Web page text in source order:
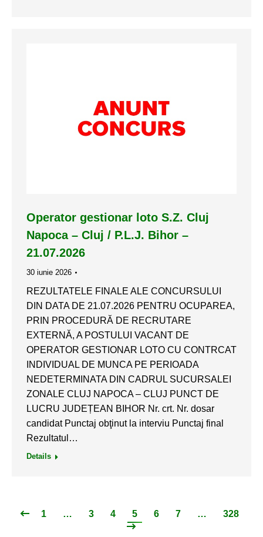
Operator gestionar loto S.Z. Cluj
Napoca – Cluj / P.L.J. Bihor –
21.07.2026
30 iunie 2026
REZULTATELE FINALE ALE CONCURSULUI
DIN DATA DE 21.07.2026 PENTRU OCUPAREA,
PRIN PROCEDURĂ DE RECRUTARE
EXTERNĂ, A POSTULUI VACANT DE
OPERATOR GESTIONAR LOTO CU CONTRCAT
INDIVIDUAL DE MUNCA PE PERIOADA
NEDETERMINATA DIN CADRUL SUCURSALEI
ZONALE CLUJ NAPOCA – CLUJ PUNCT DE
LUCRU JUDEȚEAN BIHOR Nr. crt. Nr. dosar
candidat Punctaj obţinut la interviu Punctaj final
Rezultatul…
Details
1 … 3 4 5 6 7 … 328